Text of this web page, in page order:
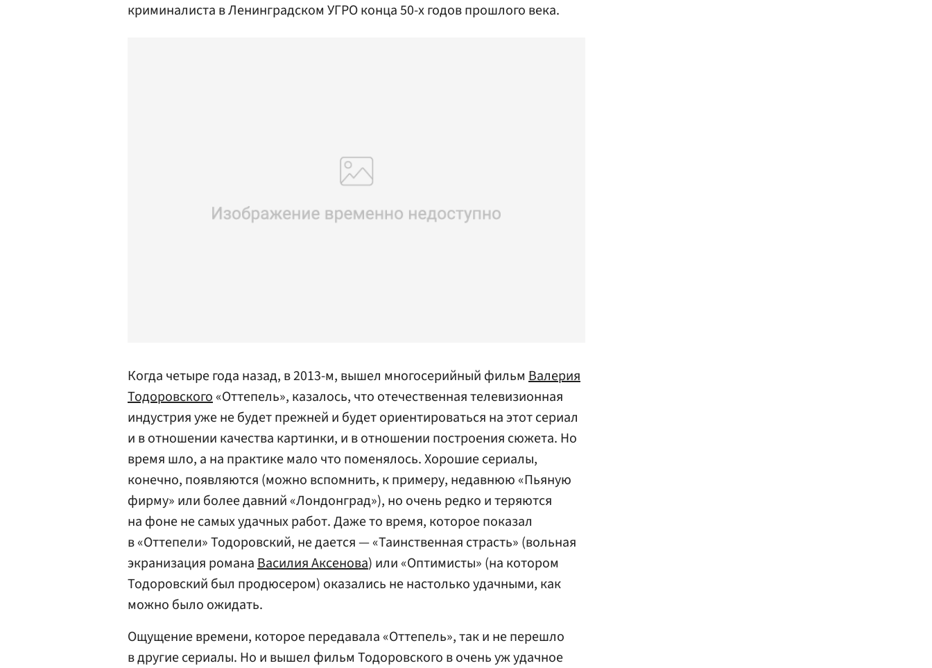
криминалиста в Ленинградском УГРО конца 50-х годов прошлого века.
Когда четыре года назад, в 2013-м, вышел многосерийный фильм Валерия
Тодоровского«Оттепель», казалось, что отечественная телевизионная
индустрия уже не будет прежней и будет ориентироваться на этот сериал
и в отношении качества картинки, и в отношении построения сюжета. Но
время шло, а на практике мало что поменялось. Хорошие сериалы,
конечно, появляются (можно вспомнить, к примеру, недавнюю «Пьяную
фирму» или более давний «Лондонград»), но очень редко и теряются
на фоне не самых удачных работ. Даже то время, которое показал
в «Оттепели» Тодоровский, не дается — «Таинственная страсть» (вольная
экранизация романаВасилия Аксенова) или «Оптимисты» (на котором
Тодоровский был продюсером) оказались не настолько удачными, как
можно было ожидать.
Ощущение времени, которое передавала «Оттепель», так и не перешло
в другие сериалы. Но и вышел фильм Тодоровского в очень уж удачное